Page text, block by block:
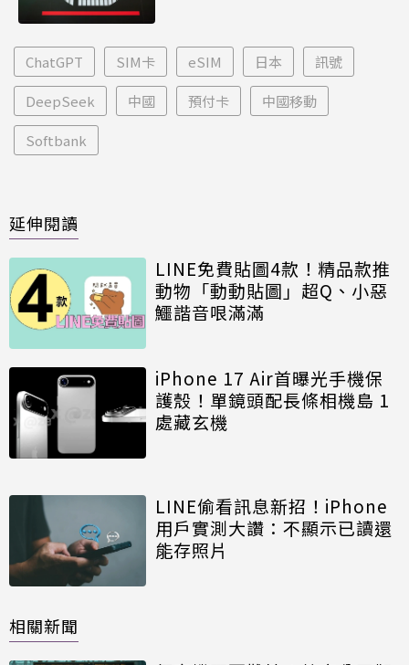
ChatGPT SIM卡 eSIM 日本 訊號
DeepSeek 中國 預付卡 中國移動
Softbank
延伸閱讀
LINE免費貼圖4款！精品款推
動物「動動貼圖」超Q、小惡
鱷諧音哏滿滿
iPhone 17 Air首曝光手機保
護殼！單鏡頭配長條相機島 1
處藏玄機
LINE偷看訊息新招！iPhone
用戶實測大讚：不顯示已讀還
能存照片
相關新聞